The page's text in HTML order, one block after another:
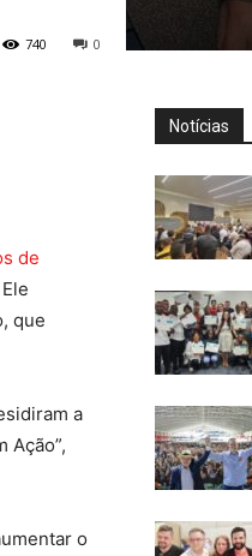
0
740
de
que
a
Ação”,
o
Notícias